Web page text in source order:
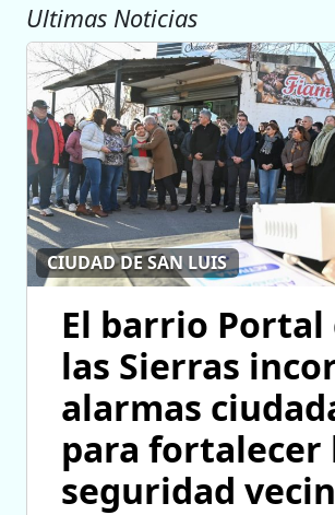
Ultimas Noticias
CIUDAD DE SAN LUIS
El barrio Portal
las Sierras
alarmas
para fortalecer
seguridad